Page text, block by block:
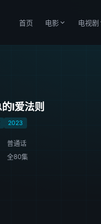
首页 电影 电视剧
l爱法则
2023
普通话
全80集